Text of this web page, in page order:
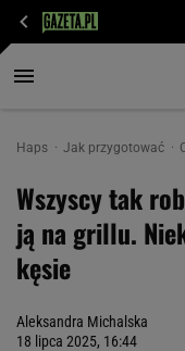
Haps Jak przygotować
Wszyscy tak
ją na grillu.
kęsie
Aleksandra Michalska
18 lipca 2025, 16:44